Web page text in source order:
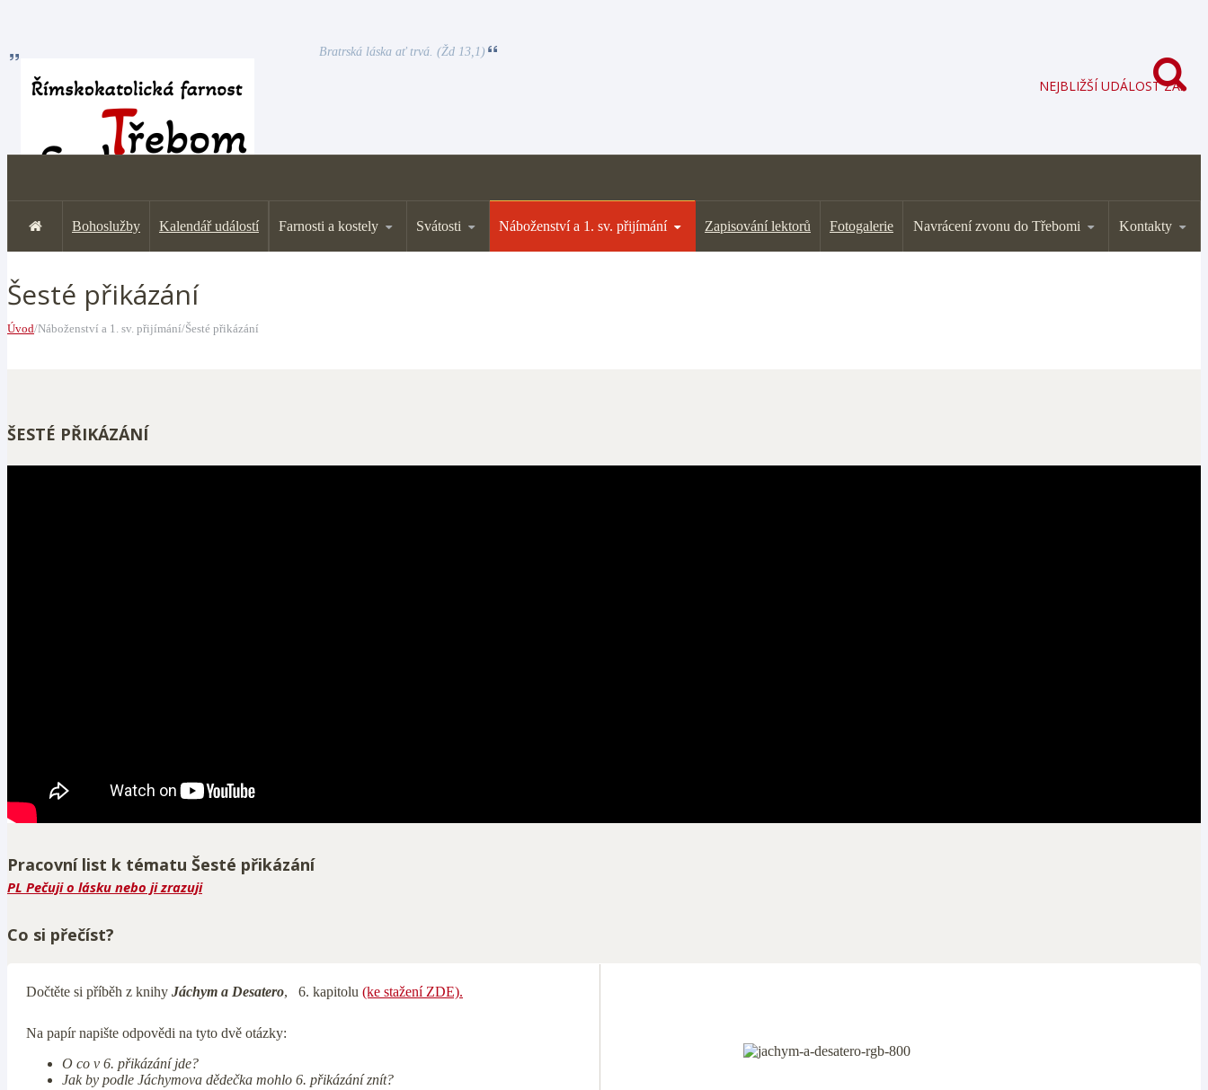
Bratrská láska ať trvá. (Žd 13,1)
NEJBLIŽŠÍ UDÁLOST ZA:
Bohoslužby Kalendář událostí Farnosti a kostely Svátosti Náboženství a 1. sv. přijímání Zapisování lektorů Fotogalerie Navrácení zvonu do Třebomi Kontakty
Šesté přikázání
Úvod/Náboženství a 1. sv. přijímání/Šesté přikázání
ŠESTÉ PŘIKÁZÁNÍ
Pracovní list k tématu Šesté přikázání
PL Pečuji o lásku nebo ji zrazuji
Co si přečíst?
Dočtěte si příběh z knihy Jáchym a Desatero, 6. kapitolu (ke stažení ZDE).
Na papír napište odpovědi na tyto dvě otázky:
O co v 6. přikázání jde?
Jak by podle Jáchymova dědečka mohlo 6. přikázání znít?